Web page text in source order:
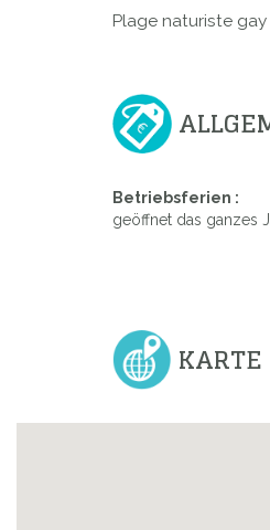
Plage naturiste
Betriebsferien :
geöffnet das ganzes
KARTE